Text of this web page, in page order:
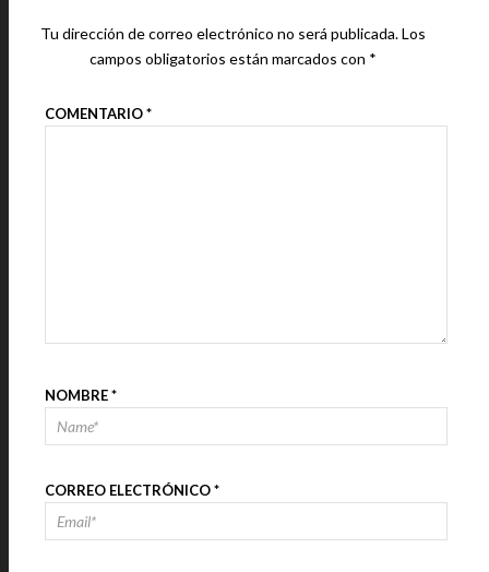
Tu dirección de correo electrónico no será publicada.Los
campos obligatorios están marcados con *
COMENTARIO*
NOMBRE*
CORREO ELECTRÓNICO*